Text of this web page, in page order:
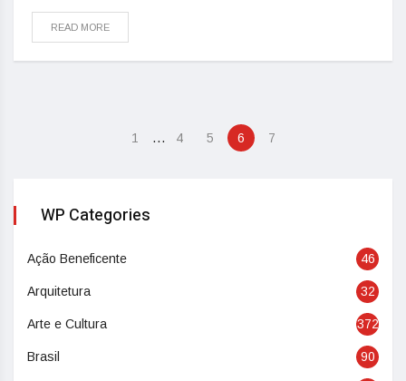
READ MORE
1 … 4 5 6 7
WP Categories
Ação Beneficente 46
Arquitetura 32
Arte e Cultura 372
Brasil 90